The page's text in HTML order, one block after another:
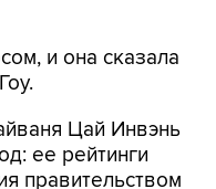
и она сказала
Цай Инвэнь
ее рейтинги
правительством